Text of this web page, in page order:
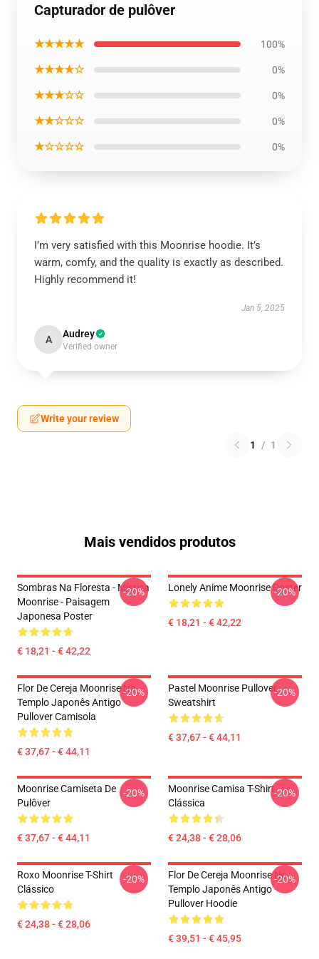
Capturador de pulôver
★★★★★ 100%
★★★★☆ 0%
★★★☆☆ 0%
★★☆☆☆ 0%
★☆☆☆☆ 0%
I’m very satisfied with this Moonrise hoodie. It’s
warm, comfy, and the quality is exactly as described.
Highly recommend it!
Jan 5, 2025
A Audrey
Verified owner
Write your review
1 / 1
Mais vendidos produtos
Sombras Na Floresta - Mística
Moonrise - Paisagem
Japonesa Poster
€ 18,21 - € 42,22
-20% Lonely Anime Moonrise Poster
€ 18,21 - € 42,22
-20%
Flor De Cereja Moonrise No
Templo Japonês Antigo
Pullover Camisola
€ 37,67 - € 44,11
-20%
Pastel Moonrise Pullover
Sweatshirt
€ 37,67 - € 44,11
-20%
Moonrise Camiseta De
Pulôver
€ 37,67 - € 44,11
-20%
Moonrise Camisa T-Shirt
Clássica
€ 24,38 - € 28,06
-20%
Roxo Moonrise T-Shirt
Clássico
€ 24,38 - € 28,06
-20%
Flor De Cereja Moonrise No
Templo Japonês Antigo
Pullover Hoodie
€ 39,51 - € 45,95
-20%